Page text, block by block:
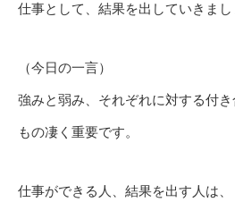
仕事として、結果を出していきまし
（今日の一言）
強みと弱み、それぞれに対する付き
もの凄く重要です。
仕事ができる人、結果を出す人は、